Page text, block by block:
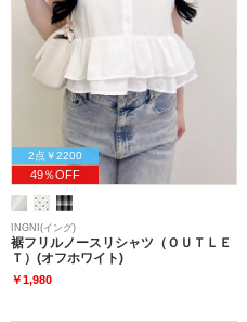
2点￥2200
49％OFF
INGNI(イング)
裾フリルノースリシャツ（ＯＵＴＬＥ
Ｔ）(オフホワイト)
￥1,980